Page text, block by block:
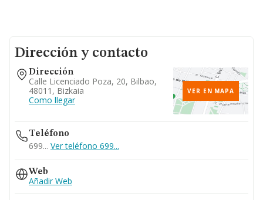
Dirección y contacto
Dirección
Calle Licenciado Poza, 20, Bilbao,
48011, Bizkaia
Como llegar
VER EN MAPA
Teléfono
699... Ver teléfono 699...
Web
Añadir Web